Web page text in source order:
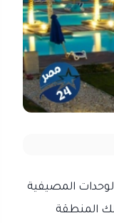
المصيفية
المنطقة